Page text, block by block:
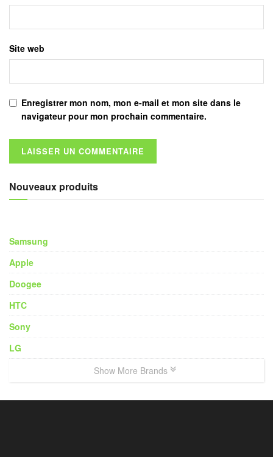
Site web
Enregistrer mon nom, mon e-mail et mon site dans le
navigateur pour mon prochain commentaire.
Nouveaux produits
Samsung
Apple
Doogee
HTC
Sony
LG
Show More Brands